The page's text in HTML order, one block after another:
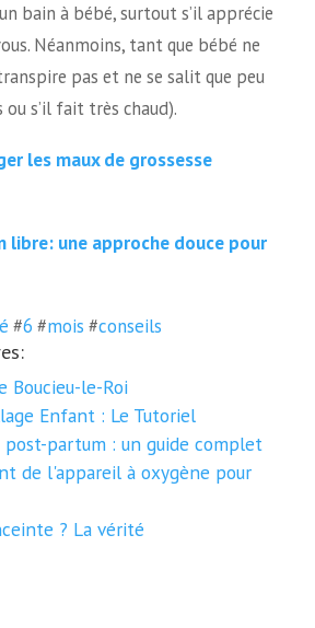
bain à bébé, surtout s’il apprécie
Néanmoins, tant que bébé ne
pas et ne se salit que peu
s’il fait très chaud).
les maux de grossesse
libre: une approche douce pour
#6 #mois #conseils
Boucieu-le-Roi
Enfant : Le Tutoriel
post-partum : un guide complet
de l'appareil à oxygène pour
? La vérité